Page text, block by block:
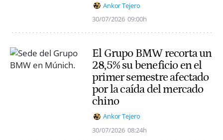
Ankor Tejero
30/07/2026 09:00h
El Grupo BMW recorta un
28,5% su beneficio en el
primer semestre afectado
por la caída del mercado
chino
Ankor Tejero
30/07/2026 08:24h